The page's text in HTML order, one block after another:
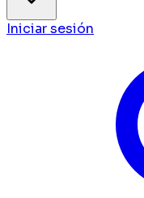
Iniciar sesión